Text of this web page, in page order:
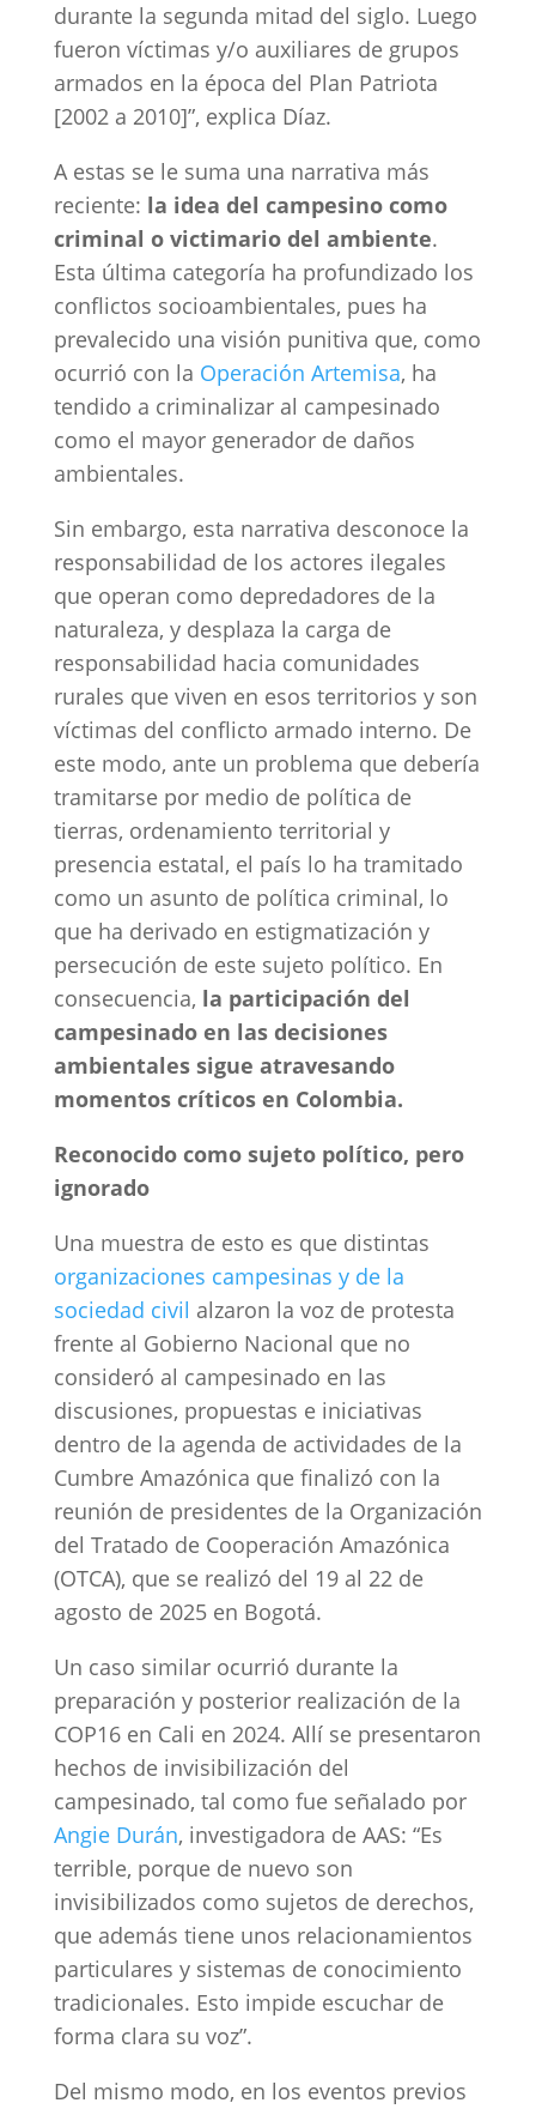
durante la segunda mitad del siglo. Luego
fueron víctimas y/o auxiliares de grupos
armados en la época del Plan Patriota
[2002 a 2010]”, explica Díaz.
A estas se le suma una narrativa más
reciente: la idea del campesino como
criminal o victimario del ambiente.
Esta última categoría ha profundizado los
conflictos socioambientales, pues ha
prevalecido una visión punitiva que, como
ocurrió con la Operación Artemisa, ha
tendido a criminalizar al campesinado
como el mayor generador de daños
ambientales.
Sin embargo, esta narrativa desconoce la
responsabilidad de los actores ilegales
que operan como depredadores de la
naturaleza, y desplaza la carga de
responsabilidad hacia comunidades
rurales que viven en esos territorios y son
víctimas del conflicto armado interno. De
este modo, ante un problema que debería
tramitarse por medio de política de
tierras, ordenamiento territorial y
presencia estatal, el país lo ha tramitado
como un asunto de política criminal, lo
que ha derivado en estigmatización y
persecución de este sujeto político. En
consecuencia, la participación del
campesinado en las decisiones
ambientales sigue atravesando
momentos críticos en Colombia.
Reconocido como sujeto político, pero
ignorado
Una muestra de esto es que distintas
organizaciones campesinas y de la
sociedad civil alzaron la voz de protesta
frente al Gobierno Nacional que no
consideró al campesinado en las
discusiones, propuestas e iniciativas
dentro de la agenda de actividades de la
Cumbre Amazónica que finalizó con la
reunión de presidentes de la Organización
del Tratado de Cooperación Amazónica
(OTCA), que se realizó del 19 al 22 de
agosto de 2025 en Bogotá.
Un caso similar ocurrió durante la
preparación y posterior realización de la
COP16 en Cali en 2024. Allí se presentaron
hechos de invisibilización del
campesinado, tal como fue señalado por
Angie Durán, investigadora de AAS: “Es
terrible, porque de nuevo son
invisibilizados como sujetos de derechos,
que además tiene unos relacionamientos
particulares y sistemas de conocimiento
tradicionales. Esto impide escuchar de
forma clara su voz”.
Del mismo modo, en los eventos previos